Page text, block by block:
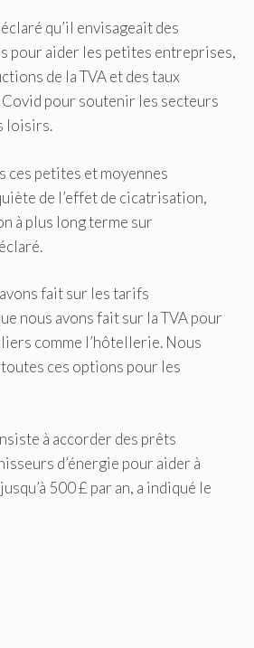
qu’il envisageait des
pour aider les petites entreprises,
de la TVA et des taux
Covid pour soutenir les secteurs
loisirs.
ces petites et moyennes
de l’effet de cicatrisation,
à plus long terme sur
fait sur les tarifs
nous avons fait sur la TVA pour
comme l’hôtellerie. Nous
ces options pour les
à accorder des prêts
d’énergie pour aider à
500 £ par an, a indiqué le